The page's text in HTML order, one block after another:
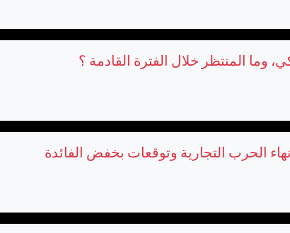
وما المنتظر خلال الفترة القادمة ؟
الحرب التجارية وتوقعات بخفض الفائدة